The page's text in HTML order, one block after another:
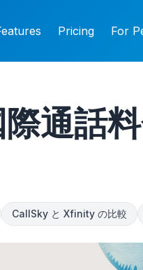
Pricing For
通話
CallSky と Xfinity の比較